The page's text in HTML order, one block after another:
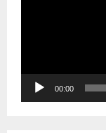
t
r
00:00